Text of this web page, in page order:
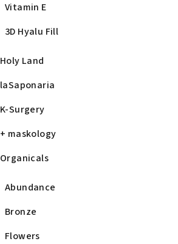
Vitamin E
3D Hyalu Fill
Holy Land
laSaponaria
K-Surgery
+ maskology
Organicals
Abundance
Bronze
Flowers